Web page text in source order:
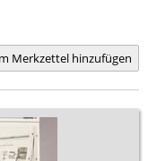
Merkzettel hinzufügen